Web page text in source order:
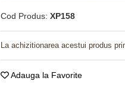
Cod Produs: XP158
La achizitionarea acestui produs
Adauga la Favorite